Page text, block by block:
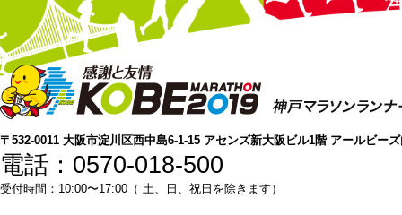
〒532-0011 大阪市淀川区西中島6-1-15 アセンズ新大阪ビル1階 アールビー
電話：0570-018-500
受付時間：10:00〜17:00（ 土、日、祝日を除きます）